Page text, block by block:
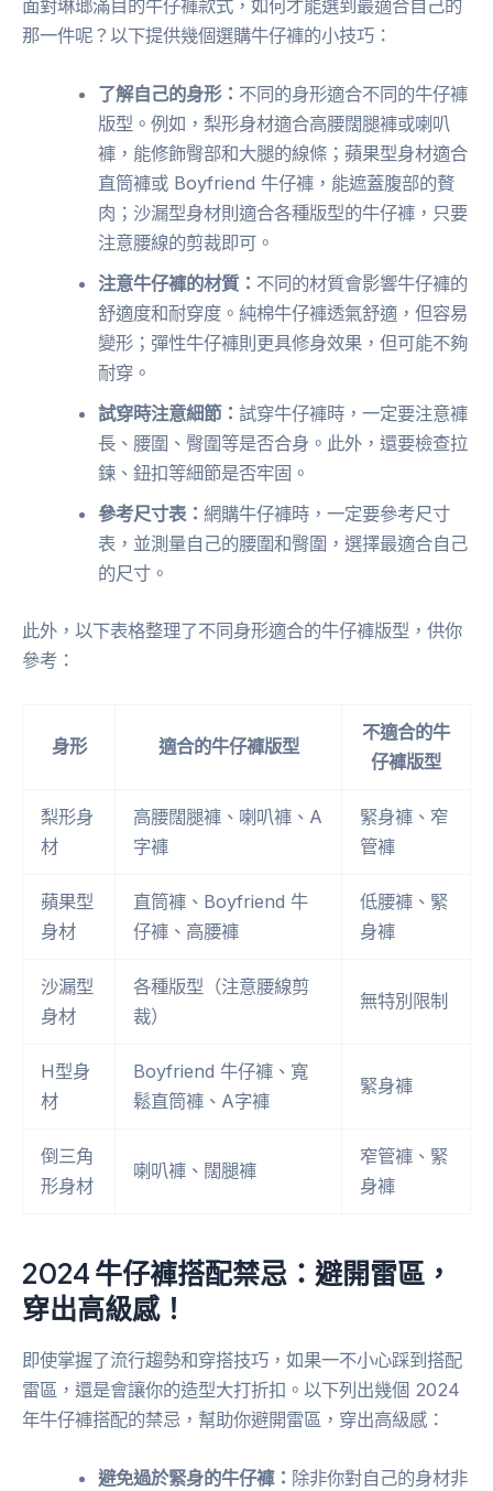
面對琳瑯滿目的牛仔褲款式，如何才能選到最適合自己的
那一件呢？以下提供幾個選購牛仔褲的小技巧：
了解自己的身形： 不同的身形適合不同的牛仔褲
版型。例如，梨形身材適合高腰闊腿褲或喇叭
褲，能修飾臀部和大腿的線條；蘋果型身材適合
直筒褲或 Boyfriend 牛仔褲，能遮蓋腹部的贅
肉；沙漏型身材則適合各種版型的牛仔褲，只要
注意腰線的剪裁即可。
注意牛仔褲的材質： 不同的材質會影響牛仔褲的
舒適度和耐穿度。純棉牛仔褲透氣舒適，但容易
變形；彈性牛仔褲則更具修身效果，但可能不夠
耐穿。
試穿時注意細節：試穿牛仔褲時，一定要注意褲
長、腰圍、臀圍等是否合身。此外，還要檢查拉
鍊、鈕扣等細節是否牢固。
參考尺寸表：網購牛仔褲時，一定要參考尺寸
表，並測量自己的腰圍和臀圍，選擇最適合自己
的尺寸。
此外，以下表格整理了不同身形適合的牛仔褲版型，供你
參考：
身形 適合的牛仔褲版型
不適合的牛
仔褲版型
梨形身
材
高腰闊腿褲、喇叭褲、A
字褲
緊身褲、窄
管褲
蘋果型
身材
直筒褲、Boyfriend 牛
仔褲、高腰褲
低腰褲、緊
身褲
沙漏型
身材
各種版型（注意腰線剪
裁）
無特別限制
H型身
材
Boyfriend 牛仔褲、寬
鬆直筒褲、A字褲
緊身褲
倒三角
形身材
喇叭褲、闊腿褲
窄管褲、緊
身褲
2024 牛仔褲搭配禁忌：避開雷區，
穿出高級感！
即使掌握了流行趨勢和穿搭技巧，如果一不小心踩到搭配
雷區，還是會讓你的造型大打折扣。以下列出幾個 2024
年牛仔褲搭配的禁忌，幫助你避開雷區，穿出高級感：
避免過於緊身的牛仔褲： 除非你對自己的身材非